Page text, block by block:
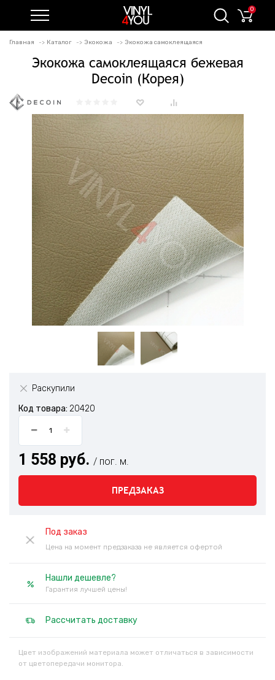
0
Главная Каталог Экокожа Экокожа самоклеящаяся
Экокожа самоклеящаяся бежевая
Decoin (Корея)
Раскупили
Код товара: 20420
1 558 руб. / пог. м.
ПРЕДЗАКАЗ
Под заказ
Цена на момент предзаказа не является офертой
Нашли дешевле?
Гарантия лучшей цены!
Рассчитать доставку
Цвет изображений материала может отличаться в зависимости
от цветопередачи монитора.